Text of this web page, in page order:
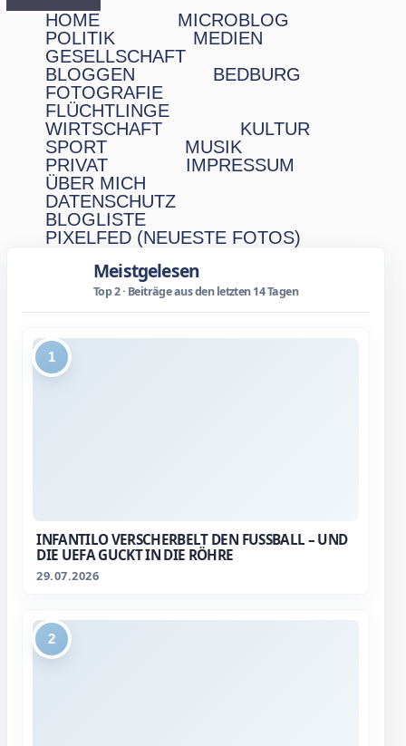
Schließen
HOME
MICROBLOG
POLITIK
MEDIEN
GESELLSCHAFT
BLOGGEN
BEDBURG
FOTOGRAFIE
FLÜCHTLINGE
WIRTSCHAFT
KULTUR
SPORT
MUSIK
PRIVAT
IMPRESSUM
ÜBER MICH
DATENSCHUTZ
BLOGLISTE
PIXELFED (NEUESTE FOTOS)
Meistgelesen
Top 2 · Beiträge aus den letzten 14 Tagen
1
INFANTILO VERSCHERBELT DEN FUSSBALL – UND D
IE UEFA GUCKT IN DIE RÖHRE
29.07.2026
2